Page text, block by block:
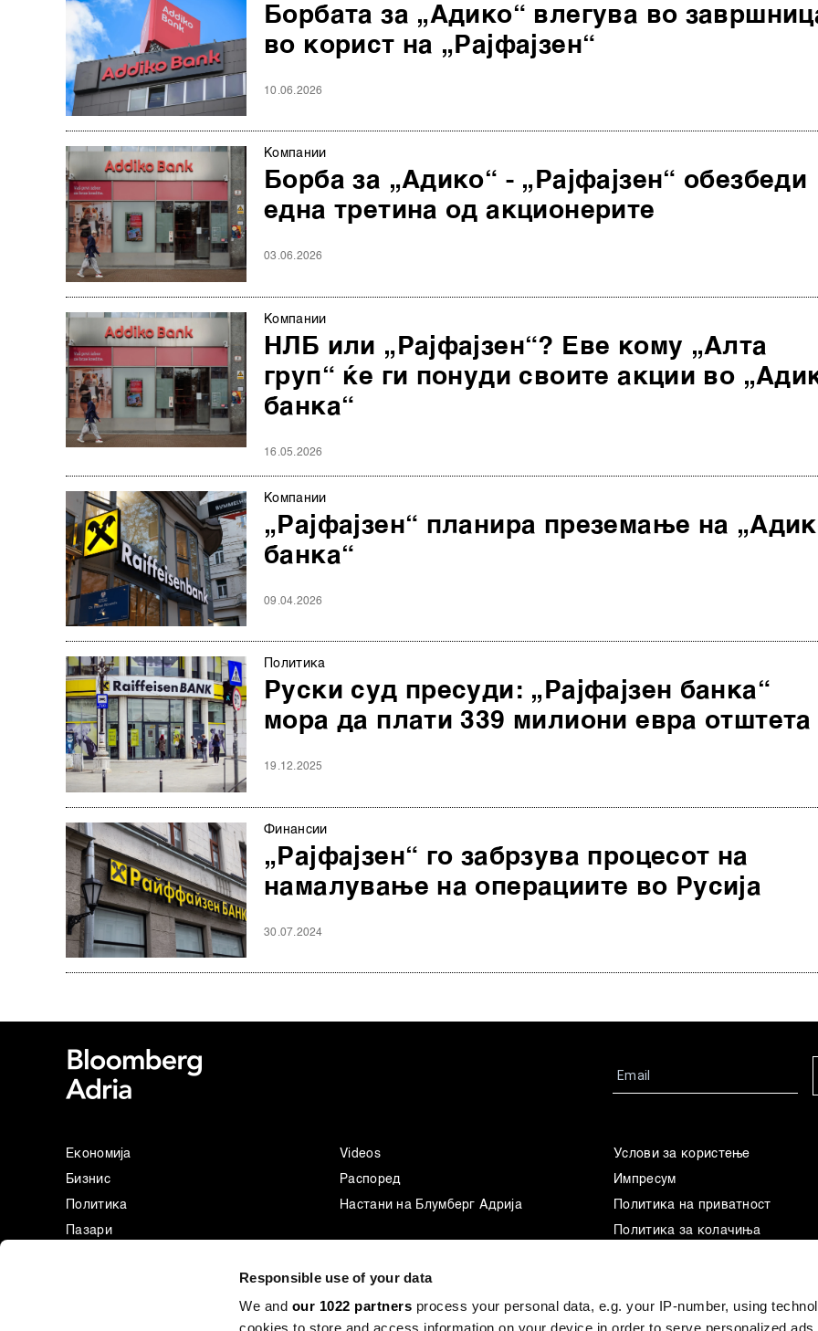
Responsible use of your data
We and our 1022 partners process your personal data, e.g. your IP-number, using
Борбата за „Адико“ влегува во
во корист на „Рајфајзен“
10.06.2026
Компании
Борба за „Адико“ - „Рајфајзен“ обезбеди
една третина од акционерите
03.06.2026
Компании
НЛБ или „Рајфајзен“? Еве кому „Алта
груп“ ќе ги понуди своите акции во
банка“
16.05.2026
Компании
„Рајфајзен“ планира преземање на
банка“
09.04.2026
Политика
Руски суд пресуди: „Рајфајзен банка“
мора да плати 339 милиони евра отштета
19.12.2025
Финансии
„Рајфајзен“ го забрзува процесот на
намалување на операциите во Русија
30.07.2024
Економија
Бизнис
Политика
Пазари
Videos
Распоред
Настани на Блумберг Адрија
Услови за користење
Импресум
Политика на приватност
Политика за колачиња